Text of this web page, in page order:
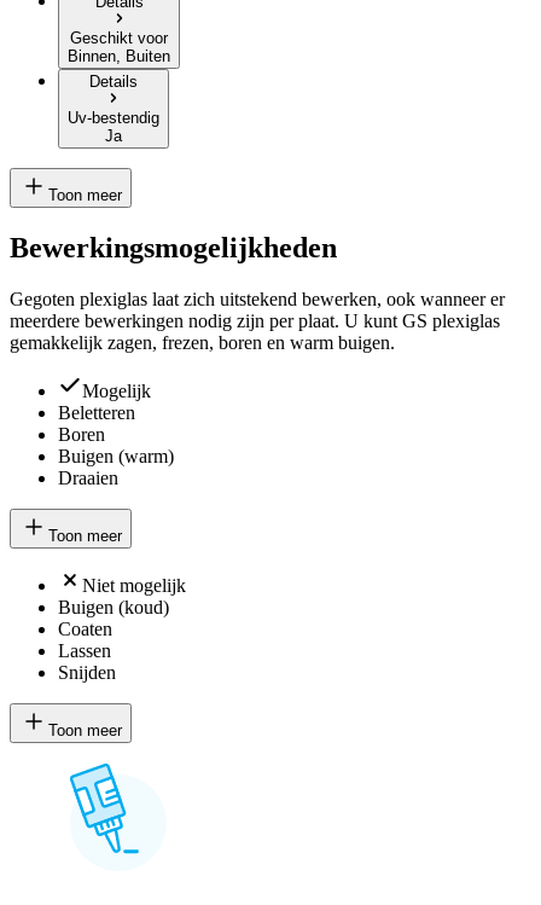
Geschikt voor
Binnen, Buiten
Details
Uv-bestendig
Ja
Toon meer
Bewerkingsmogelijkheden
Gegoten plexiglas laat zich uitstekend bewerken, ook wanneer er
meerdere bewerkingen nodig zijn per plaat. U kunt GS plexiglas
gemakkelijk zagen, frezen, boren en warm buigen.
Mogelijk
Beletteren
Boren
Buigen (warm)
Draaien
Toon meer
Niet mogelijk
Buigen (koud)
Coaten
Lassen
Snijden
Toon meer